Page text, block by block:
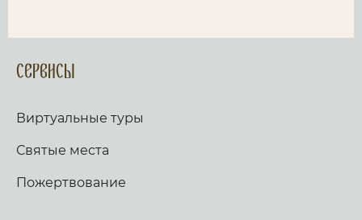
Сервисы
Виртуальные туры
Святые места
Пожертвование